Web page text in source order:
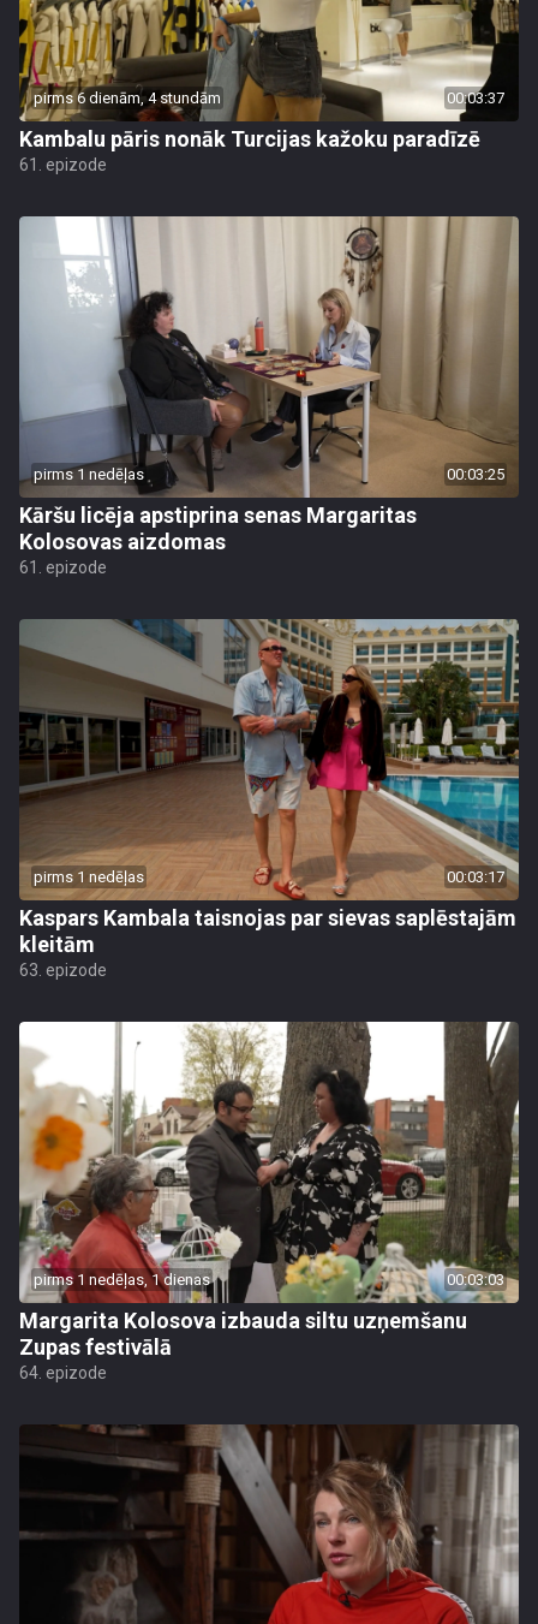
pirms 6 dienām, 4 stundām 00:03:37
Kambalu pāris nonāk Turcijas kažoku paradīzē
61. epizode
pirms 1 nedēļas 00:03:25
Kāršu licēja apstiprina senas Margaritas
Kolosovas aizdomas
61. epizode
pirms 1 nedēļas 00:03:17
Kaspars Kambala taisnojas par sievas saplēstajām
kleitām
63. epizode
pirms 1 nedēļas, 1 dienas 00:03:03
Margarita Kolosova izbauda siltu uzņemšanu
Zupas festivālā
64. epizode